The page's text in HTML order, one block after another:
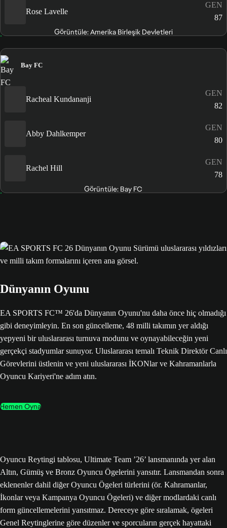
Rose Lavelle
GEN
87
Görüntüle: Amerika Birleşik Devletleri
Bay FC
Racheal Kundananji
GEN
82
Abby Dahlkemper
GEN
80
Rachel Hill
GEN
78
Görüntüle: Bay FC
Dünyanın Oyunu
EA SPORTS FC™ 26'da Dünyanın Oyunu'nu daha önce hiç olmadığı
gibi deneyimleyin. En son güncelleme, 48 milli takımın yer aldığı
yepyeni bir uluslararası turnuva modunu ve oynayabileceğin yeni
gerçekçi stadyumlar sunuyor. Uluslararası temalı Teknik Direktör Canlı
Görevlerini üstlenin ve yeni uluslararası İKONlar ve Kahramanlarla
Oyuncu Kariyeri'ne adım atın.
Hemen Oyna
Oyuncu Reytingi tablosu, Ultimate Team ’26’ lansmanında yer alan
Altın, Gümüş ve Bronz Oyuncu Ögelerini yansıtır. Lansmandan sonra
eklenenler dahil diğer Oyuncu Ögeleri türlerini (ör. Kahramanlar,
İkonlar veya Kampanya Oyuncu Ögeleri) ve diğer modlardaki canlı
form güncellemelerini yansıtmaz. Dereceye göre sıralamak, ögeleri
Genel Reytinglerine göre düzenler ve sporcuların gerçek hayattaki